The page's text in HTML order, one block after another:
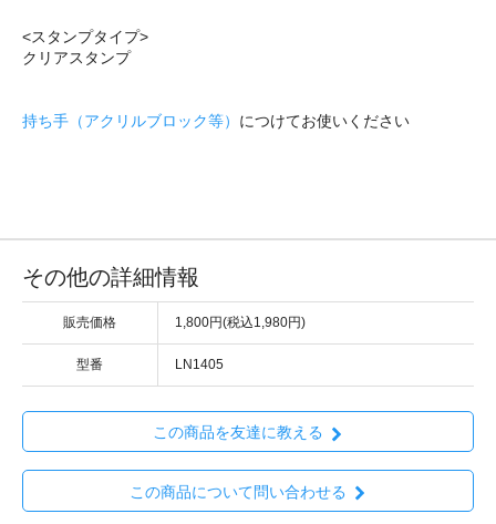
<スタンプタイプ>
クリアスタンプ
持ち手（アクリルブロック等） につけてお使いください
その他の詳細情報
販売価格 1,800円(税込1,980円)
型番 LN1405
この商品を友達に教える
この商品について問い合わせる